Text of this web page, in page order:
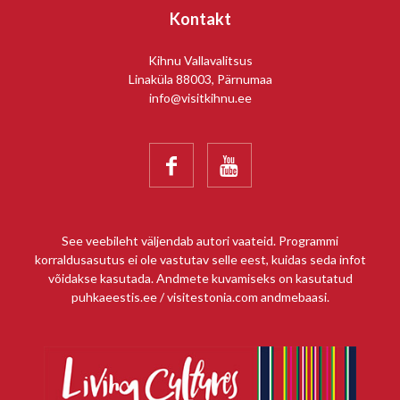
Kontakt
Kihnu Vallavalitsus
Linaküla 88003, Pärnumaa
info@visitkihnu.ee
 
See veebileht väljendab autori vaateid. Programmi
korraldusasutus ei ole vastutav selle eest, kuidas seda infot
võidakse kasutada. Andmete kuvamiseks on kasutatud
puhkaeestis.ee / visitestonia.com andmebaasi.